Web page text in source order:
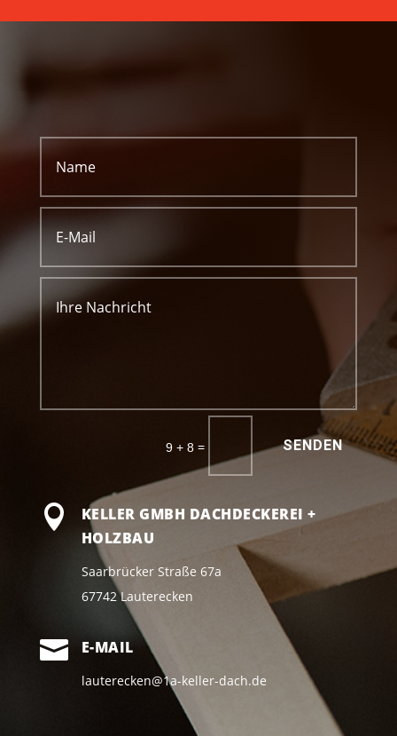
9 + 8 = SENDEN

KELLER GMBH DACHDECKEREI +
HOLZBAU
Saarbrücker Straße 67a
67742 Lauterecken
 E-MAIL
lauterecken@1a-keller-dach.de